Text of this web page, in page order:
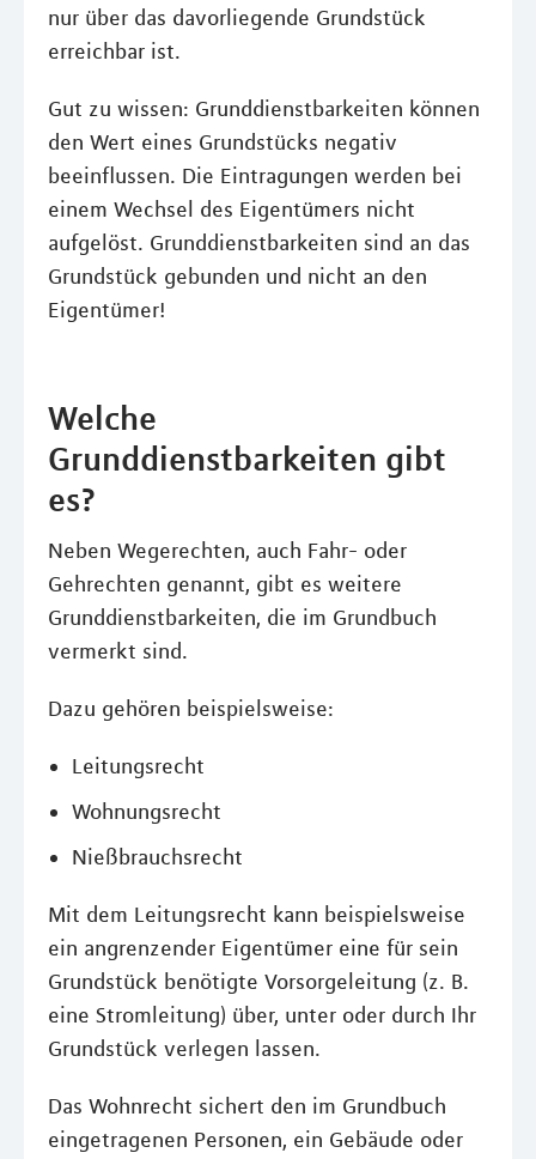
nur über das davorliegende Grundstück
erreichbar ist.
Gut zu wissen: Grunddienstbarkeiten können
den Wert eines Grundstücks negativ
beeinflussen. Die Eintragungen werden bei
einem Wechsel des Eigentümers nicht
aufgelöst. Grunddienstbarkeiten sind an das
Grundstück gebunden und nicht an den
Eigentümer!
Welche
Grunddienstbarkeiten gibt
es?
Neben Wegerechten, auch Fahr- oder
Gehrechten genannt, gibt es weitere
Grunddienstbarkeiten, die im Grundbuch
vermerkt sind.
Dazu gehören beispielsweise:
Leitungsrecht
Wohnungsrecht
Nießbrauchsrecht
Mit dem Leitungsrecht kann beispielsweise
ein angrenzender Eigentümer eine für sein
Grundstück benötigte Vorsorgeleitung (z. B.
eine Stromleitung) über, unter oder durch Ihr
Grundstück verlegen lassen.
Das Wohnrecht sichert den im Grundbuch
eingetragenen Personen, ein Gebäude oder